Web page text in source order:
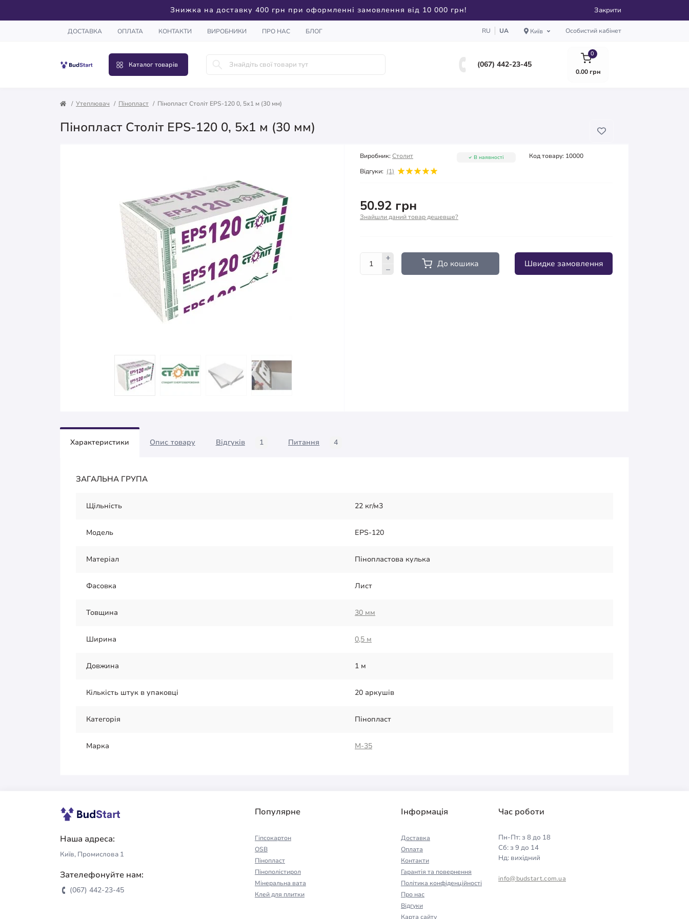
Знижка на доставку 400 грн при оформленні замовлення від 10 000 грн! Закрити
ДОСТАВКА ОПЛАТА КОНТАКТИ ВИРОБНИКИ ПРО НАС БЛОГ RU UA Київ Особистий кабінет
Каталог товарів (067) 442-23-45
0
0.00 грн
Утеплювач Пінопласт Пінопласт Століт EPS-120 0, 5х1 м (30 мм)
Пінопласт Століт EPS-120 0, 5х1 м (30 мм)
Виробник: Столит Код товару: 10000
Відгуки: (1)
В наявності
50.92 грн
Знайшли даний товар дешевше?
До кошика Швидке замовлення
Характеристики Опис товару Відгуків 1 Питання 4
ЗАГАЛЬНА ГРУПА
Щільність 22 кг/м3
Модель EPS-120
Матеріал Пінопластова кулька
Фасовка Лист
Товщина 30 мм
Ширина 0,5 м
Довжина 1 м
Кількість штук в упаковці 20 аркушів
Категорія Пінопласт
Марка М-35
Наша адреса:
Київ, Промислова 1
Зателефонуйте нам:
(067) 442-23-45
Популярне
Гіпсокартон
OSB
Пінопласт
Пінополістирол
Мінеральна вата
Клей для плитки
Інформація
Доставка
Оплата
Контакти
Гарантія та повернення
Політика конфіденційності
Про нас
Відгуки
Карта сайту
Час роботи
Пн-Пт: з 8 до 18
Сб: з 9 до 14
Нд: вихідний
info@budstart.com.ua